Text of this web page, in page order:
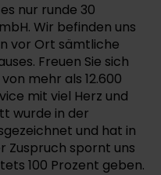
nur runde 30
Wir befinden uns
vor Ort sämtliche
Freuen Sie sich
mehr als 12.600
mit viel Herz und
wurde in der
und hat in
Zuspruch spornt uns
100 Prozent geben.